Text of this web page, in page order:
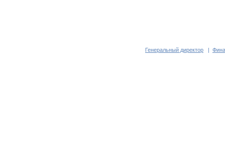
Генеральный директор |